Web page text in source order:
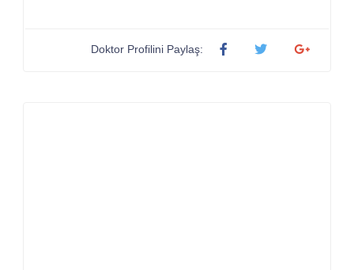
Doktor Profilini Paylaş: